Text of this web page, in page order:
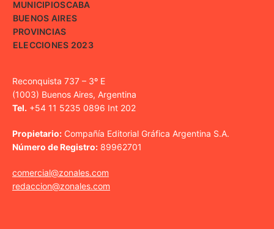
MUNICIPIOSCABA
BUENOS AIRES
PROVINCIAS
ELECCIONES 2023
Reconquista 737 – 3º E
(1003) Buenos Aires, Argentina
Tel. +54 11 5235 0896 Int 202
Propietario: Compañía Editorial Gráfica Argentina S.A.
Número de Registro: 89962701
comercial@zonales.com
redaccion@zonales.com